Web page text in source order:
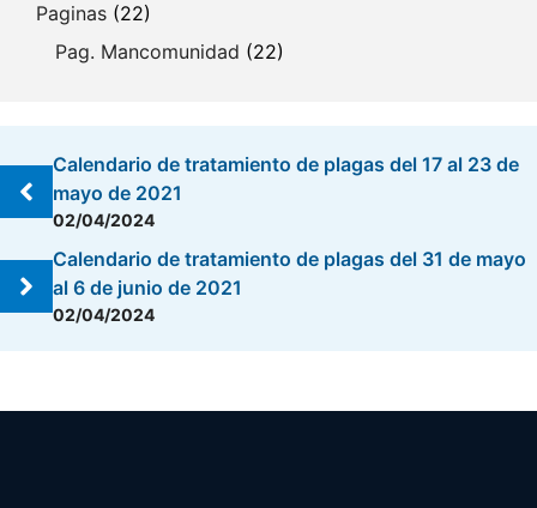
Paginas (22)
Pag. Mancomunidad (22)
Calendario de tratamiento de plagas del 17 al 23 de
mayo de 2021
02/04/2024
Calendario de tratamiento de plagas del 31 de mayo
al 6 de junio de 2021
02/04/2024